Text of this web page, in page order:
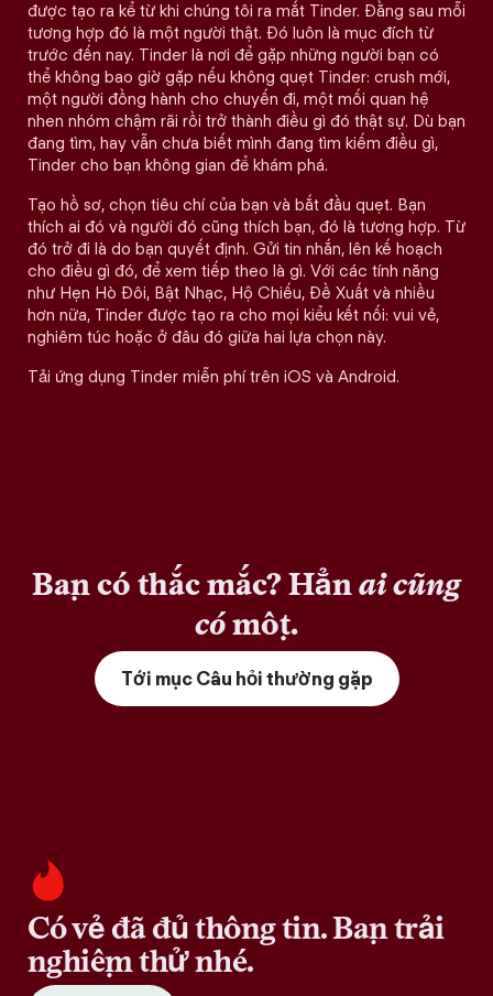
được tạo ra kể từ khi chúng tôi ra mắt Tinder. Đằng sau mỗi
tương hợp đó là một người thật. Đó luôn là mục đích từ
trước đến nay. Tinder là nơi để gặp những người bạn có
thể không bao giờ gặp nếu không quẹt Tinder: crush mới,
một người đồng hành cho chuyến đi, một mối quan hệ
nhen nhóm chậm rãi rồi trở thành điều gì đó thật sự. Dù bạn
đang tìm, hay vẫn chưa biết mình đang tìm kiếm điều gì,
Tinder cho bạn không gian để khám phá.
Tạo hồ sơ, chọn tiêu chí của bạn và bắt đầu quẹt. Bạn
thích ai đó và người đó cũng thích bạn, đó là tương hợp. Từ
đó trở đi là do bạn quyết định. Gửi tin nhắn, lên kế hoạch
cho điều gì đó, để xem tiếp theo là gì. Với các tính năng
như Hẹn Hò Đôi, Bật Nhạc, Hộ Chiếu, Đề Xuất và nhiều
hơn nữa, Tinder được tạo ra cho mọi kiểu kết nối: vui vẻ,
nghiêm túc hoặc ở đâu đó giữa hai lựa chọn này.
Tải ứng dụng Tinder miễn phí trên iOS và Android.
Bạn có thắc mắc? Hẳnai cũng
cómột.
Tới mục Câu hỏi thường gặp
Có vẻ đã đủ thông tin. Bạn trải
nghiệm thử nhé.